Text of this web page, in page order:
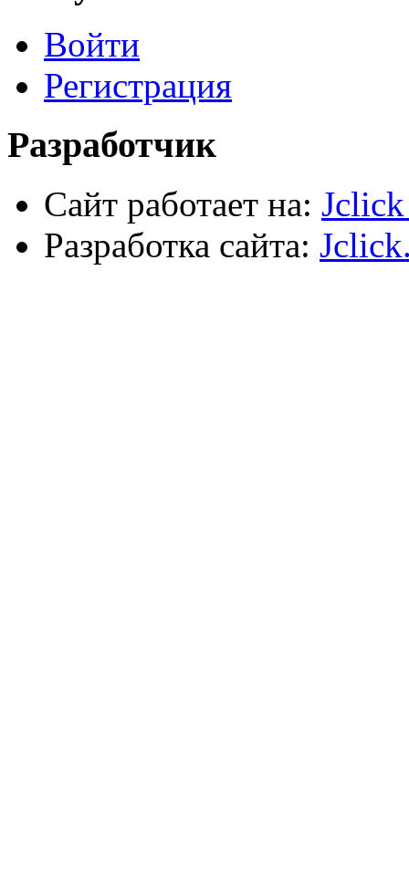
Электрика, осветительное оборудование
Пена и герметики
Автомобильный инструмент
Сварочное оборудование
Силовое оборудование
Войти
Регистрация
Разработчик
Сайт работает на:
Разработка сайта: